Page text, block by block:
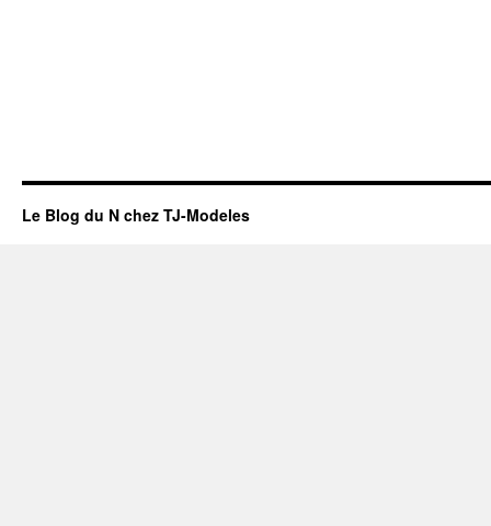
Le Blog du N chez TJ-Modeles